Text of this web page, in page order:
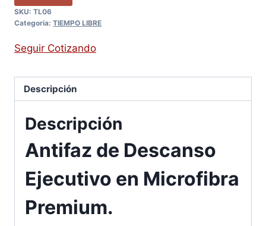
SKU: TL06
Categoría: TIEMPO LIBRE
Seguir Cotizando
Descripción
Descripción
Antifaz de Descanso
Ejecutivo en Microfibra
Premium.